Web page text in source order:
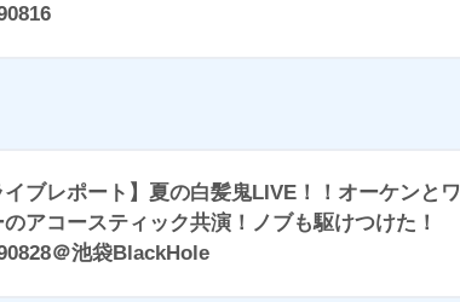
イブレポート】夏の白髪鬼LIVE！！オーケンとワ
のアコースティック共演！ノブも駆けつけた！
＠池袋BlackHole